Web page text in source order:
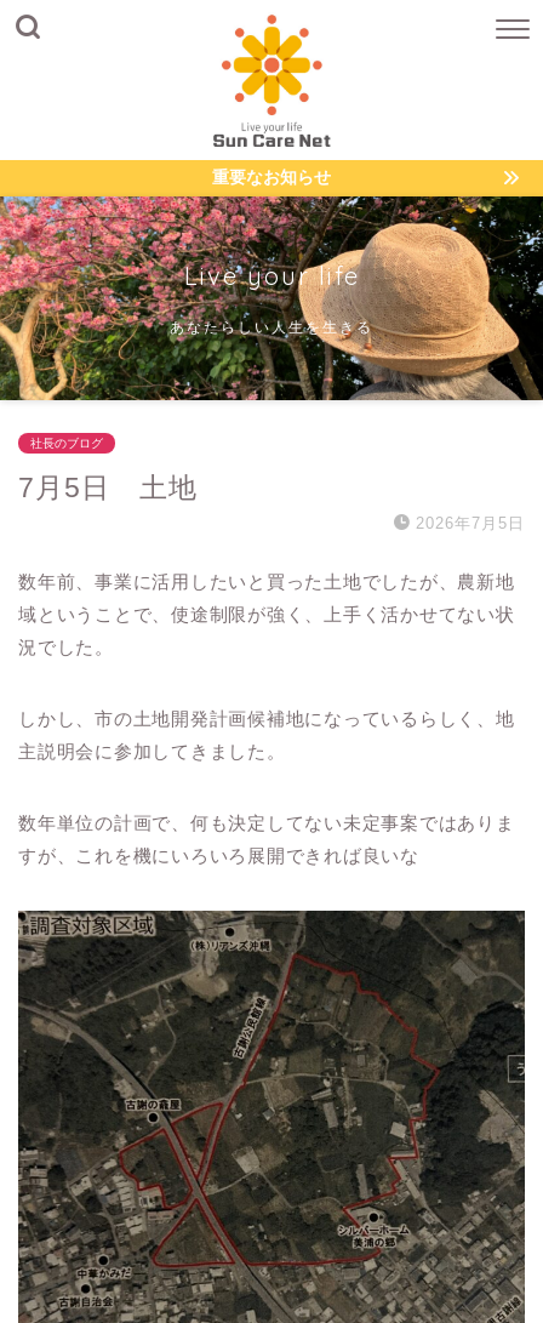
重要なお知らせ
Live your life
あなたらしい人生を生きる
社長のブログ
7月5日 土地
2026年7月5日
数年前、事業に活用したいと買った土地でしたが、農新地
域ということで、使途制限が強く、上手く活かせてない状
況でした。
しかし、市の土地開発計画候補地になっているらしく、地
主説明会に参加してきました。
数年単位の計画で、何も決定してない未定事案ではありま
すが、これを機にいろいろ展開できれば良いな